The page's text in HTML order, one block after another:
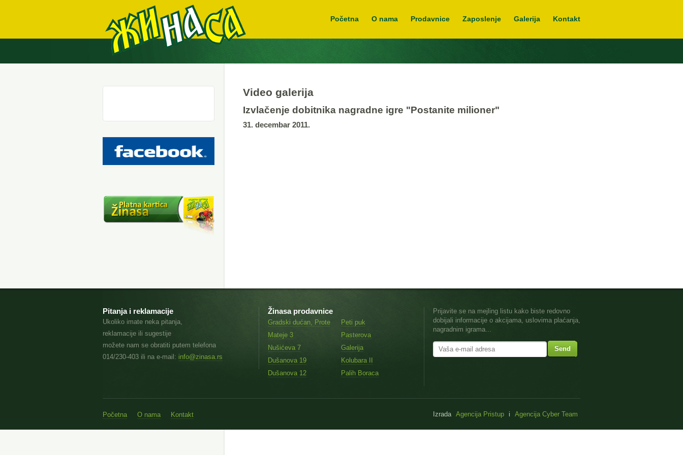
Početna O nama Prodavnice Zaposlenje Galerija Kontakt
Video galerija
Izvlačenje dobitnika nagradne igre "Postanite milioner"
31. decembar 2011.
Pitanja i reklamacije
Ukoliko imate neka pitanja,
reklamacije ili sugestije
možete nam se obratiti putem telefona
014/230-403 ili na e-mail: info@zinasa.rs
Žinasa prodavnice
Gradski dućan, Prote
Mateje 3
Nušićeva 7
Dušanova 19
Dušanova 12
Peti puk
Pasterova
Galerija
Kolubara II
Palih Boraca
Prijavite se na mejling listu kako biste redovno
dobijali informacije o akcijama, uslovima plaćanja,
nagradnim igrama...
Send
Početna O nama Kontakt Izrada Agencija Pristup i Agencija Cyber Team